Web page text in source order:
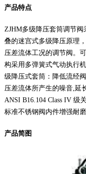
产品特点
ZJHM多级降压套筒调节
叠的迷宫式多级降压原理
压差流体工况的调节阀。
构采用多弹簧式气动执行
级降压式套筒：降低流经
压差流体所产生的噪音,延
ANSI B16.104 Class IV 级
标准不锈钢阀内件增强耐磨
产品简图